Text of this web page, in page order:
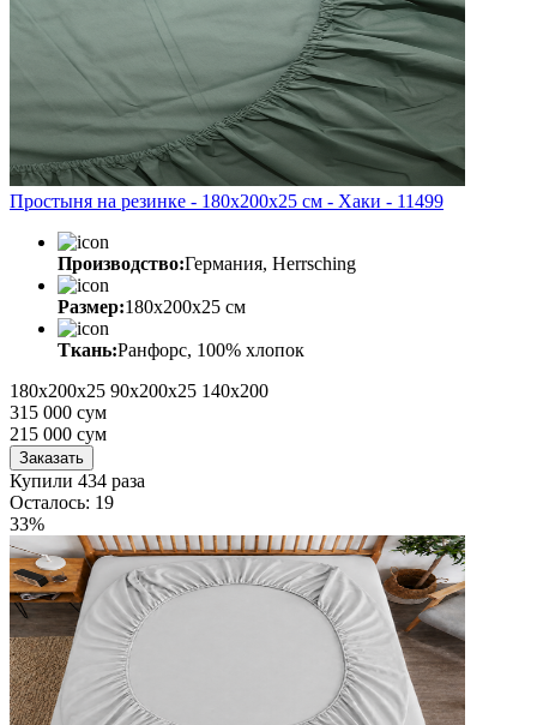
Простыня на резинке - 180x200x25 cм - Хаки - 11499
Производство:Германия, Herrsching
Размер:180x200x25 cм
Ткань:Ранфорс, 100% хлопок
180x200х25 90x200x25 140x200
315 000 сум
215 000 сум
Заказать
Купили 434 раза
Осталось: 19
33%